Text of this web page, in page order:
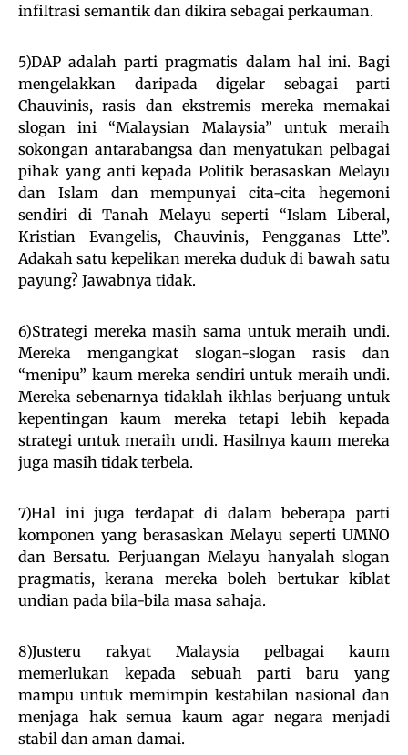
infiltrasi semantik dan dikira sebagai perkauman.
5)DAP adalah parti pragmatis dalam hal ini. Bagi
mengelakkan daripada digelar sebagai parti
Chauvinis, rasis dan ekstremis mereka memakai
slogan ini “Malaysian Malaysia” untuk meraih
sokongan antarabangsa dan menyatukan pelbagai
pihak yang anti kepada Politik berasaskan Melayu
dan Islam dan mempunyai cita-cita hegemoni
sendiri di Tanah Melayu seperti “Islam Liberal,
Kristian Evangelis, Chauvinis, Pengganas Ltte”.
Adakah satu kepelikan mereka duduk di bawah satu
payung? Jawabnya tidak.
6)Strategi mereka masih sama untuk meraih undi.
Mereka mengangkat slogan-slogan rasis dan
“menipu” kaum mereka sendiri untuk meraih undi.
Mereka sebenarnya tidaklah ikhlas berjuang untuk
kepentingan kaum mereka tetapi lebih kepada
strategi untuk meraih undi. Hasilnya kaum mereka
juga masih tidak terbela.
7)Hal ini juga terdapat di dalam beberapa parti
komponen yang berasaskan Melayu seperti UMNO
dan Bersatu. Perjuangan Melayu hanyalah slogan
pragmatis, kerana mereka boleh bertukar kiblat
undian pada bila-bila masa sahaja.
8)Justeru rakyat Malaysia pelbagai kaum
memerlukan kepada sebuah parti baru yang
mampu untuk memimpin kestabilan nasional dan
menjaga hak semua kaum agar negara menjadi
stabil dan aman damai.